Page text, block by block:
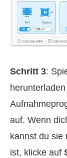
Schritt 3:
auf. Wenn
kannst du sie
ist, klicke auf